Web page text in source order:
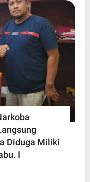
Diduga Miliki
I